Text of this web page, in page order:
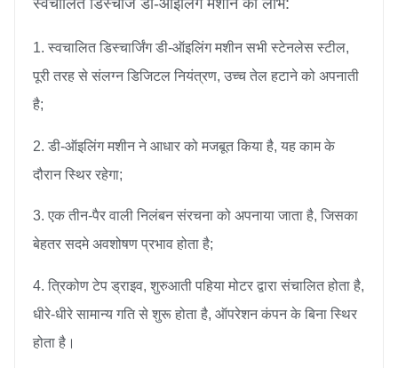
स्वचालित डिस्चार्ज डी-ऑइलिंग मशीन का लाभ:
1. स्वचालित डिस्चार्जिंग डी-ऑइलिंग मशीन सभी स्टेनलेस स्टील,
पूरी तरह से संलग्न डिजिटल नियंत्रण, उच्च तेल हटाने को अपनाती
है;
2. डी-ऑइलिंग मशीन ने आधार को मजबूत किया है, यह काम के
दौरान स्थिर रहेगा;
3. एक तीन-पैर वाली निलंबन संरचना को अपनाया जाता है, जिसका
बेहतर सदमे अवशोषण प्रभाव होता है;
4. त्रिकोण टेप ड्राइव, शुरुआती पहिया मोटर द्वारा संचालित होता है,
धीरे-धीरे सामान्य गति से शुरू होता है, ऑपरेशन कंपन के बिना स्थिर
होता है।